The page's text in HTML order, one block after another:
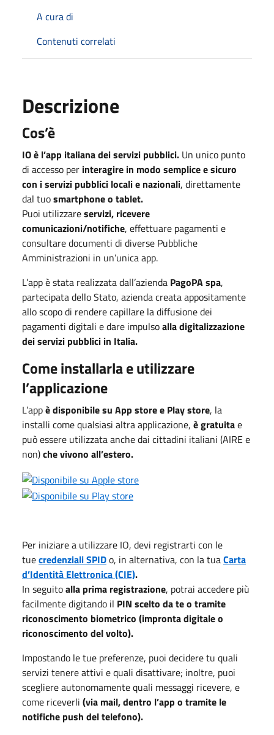
A cura di
Contenuti correlati
Descrizione
Cos’è
IO è l’app italianadei servizi pubblici. Un unico punto
di accesso per interagire in modo semplice e sicuro
con i servizi pubblici locali e nazionali, direttamente
dal tuosmartphone o tablet.
Puoi utilizzareservizi, ricevere
comunicazioni/notifiche, effettuare pagamenti e
consultare documenti di diverse Pubbliche
Amministrazioni in un’unica app.
L’app è stata realizzata dall’azienda PagoPA spa,
partecipata dello Stato, azienda creata appositamente
allo scopo di rendere capillare la diffusione dei
pagamenti digitali e dare impulsoalla digitalizzazione
dei servizi pubblici in Italia.
Come installarla e utilizzare
l’applicazione
L’appè disponibile su App store e Play store, la
installi come qualsiasi altra applicazione, è gratuitae
può essere utilizzata anche dai cittadini italiani (AIRE e
non)che vivono all’estero.
Per iniziare a utilizzare IO, devi registrarti con le
tuecredenziali SPIDo, in alternativa, con la tuaCarta
d’Identità Elettronica (CIE).
In seguitoalla prima registrazione, potrai accedere più
facilmente digitando il PIN scelto da te o tramite
riconoscimento biometrico (impronta digitale o
riconoscimento del volto).
Impostando le tue preferenze, puoi decidere tu quali
servizi tenere attivi e quali disattivare; inoltre, puoi
scegliere autonomamente quali messaggi ricevere, e
come riceverli (via mail, dentro l’app o tramite le
notifiche push del telefono).